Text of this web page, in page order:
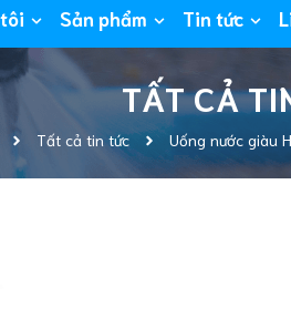
Sản phẩm Tin tức
TẤT CẢ
Tất cả tin tức Uống nước giàu